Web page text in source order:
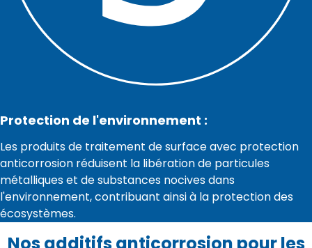
Protection de l'environnement :
Les produits de traitement de surface avec protection
anticorrosion réduisent la libération de particules
métalliques et de substances nocives dans
l'environnement, contribuant ainsi à la protection des
écosystèmes.